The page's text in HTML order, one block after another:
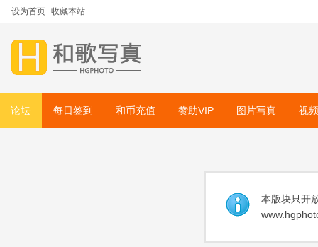
设为首页 收藏本站
论坛 每日签到 和币充值 赞助VIP 图片写真 视
本版块只开